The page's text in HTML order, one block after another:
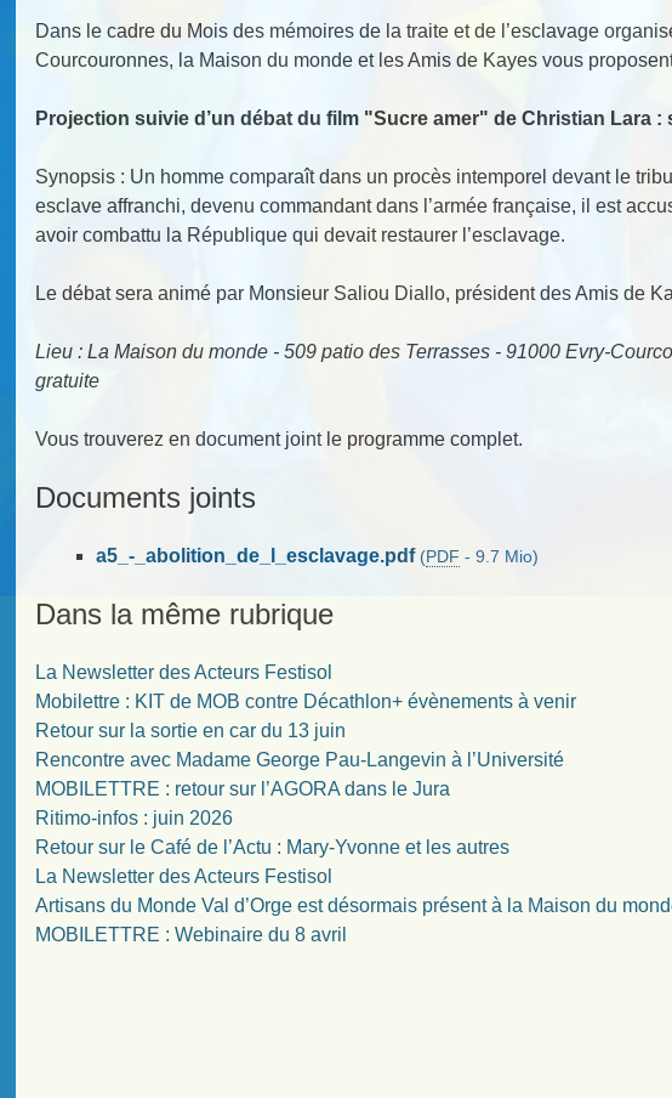
Dans le cadre du Mois des mémoires de la traite et de l’esclavage
Courcouronnes, la Maison du monde et les Amis de Kayes vous
Projection suivie d’un débat du film "Sucre amer" de Christian Lara :
Synopsis : Un homme comparaît dans un procès intemporel devant le
esclave affranchi, devenu commandant dans l’armée française, il est
avoir combattu la République qui devait restaurer l’esclavage.
Le débat sera animé par Monsieur Saliou Diallo, président des Amis de
Lieu : La Maison du monde - 509 patio des Terrasses - 91000 Evry-
gratuite
Vous trouverez en document joint le programme complet.
Documents joints
a5_-_abolition_de_l_esclavage.pdf (PDF -9.7 Mio)
Dans la même rubrique
La Newsletter des Acteurs Festisol
Mobilettre : KIT de MOB contre Décathlon+ évènements à venir
Retour sur la sortie en car du 13 juin
Rencontre avec Madame George Pau-Langevin à l’Université
MOBILETTRE : retour sur l’AGORA dans le Jura
Ritimo-infos : juin 2026
Retour sur le Café de l’Actu : Mary-Yvonne et les autres
La Newsletter des Acteurs Festisol
Artisans du Monde Val d’Orge est désormais présent à la Maison du
MOBILETTRE : Webinaire du 8 avril